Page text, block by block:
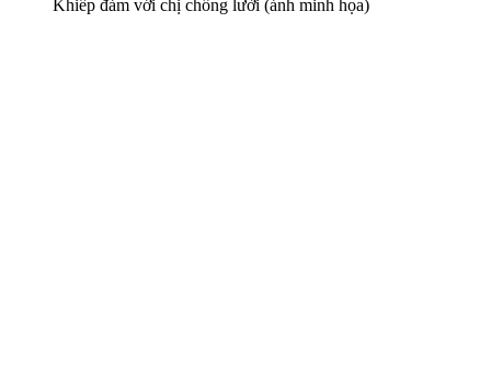
Khiếp đảm với chị chồng lười (ảnh minh họa)